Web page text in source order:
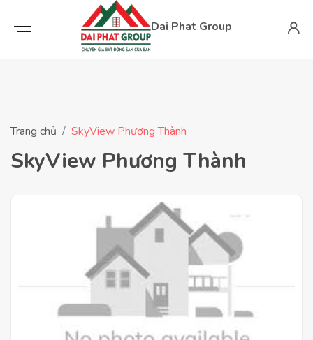
Dai Phat Group
Trang chủ SkyView Phương Thành
SkyView Phương Thành